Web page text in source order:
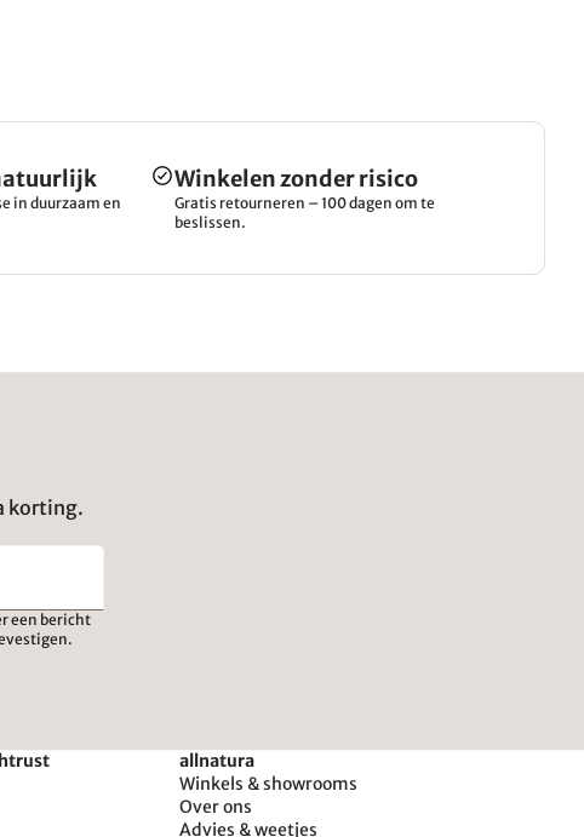
in duurzaam en
Winkelen zonder risico
Gratis retourneren – 100 dagen om te
beslissen.
korting.
een bericht
allnatura
Winkels & showrooms
Over ons
Advies & weetjes